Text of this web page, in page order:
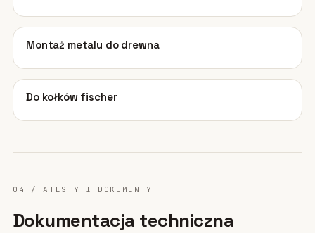
02
Montaż metalu do drewna
03
Do kołków fischer
04 / ATESTY I DOKUMENTY
Dokumentacja techniczna